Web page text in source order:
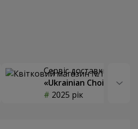
Сервіс доставки квітів
«Ukrainian Choice»
2025 рік